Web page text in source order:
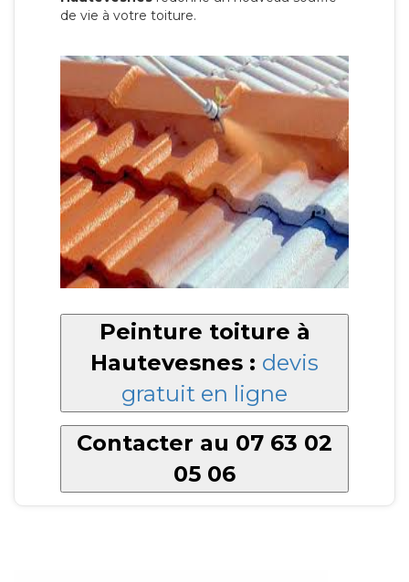
de vie à votre toiture.
Peinture toiture à
Hautevesnes : devis
gratuit en ligne
Contacter au 07 63 02
05 06